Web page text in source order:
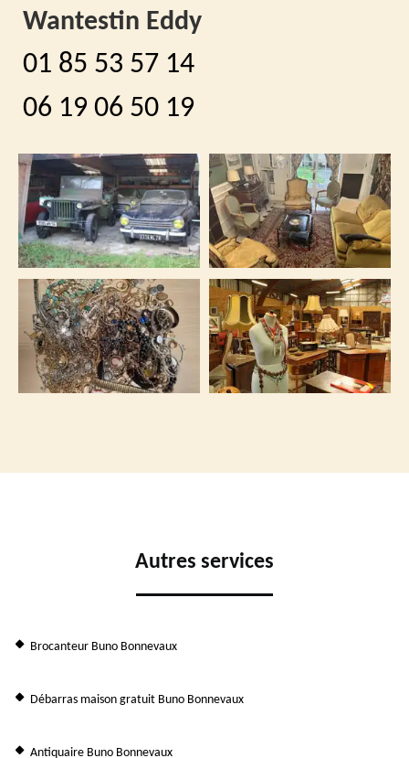
Wantestin Eddy
01 85 53 57 14
06 19 06 50 19
Autres services
Brocanteur Buno Bonnevaux
Débarras maison gratuit Buno Bonnevaux
Antiquaire Buno Bonnevaux